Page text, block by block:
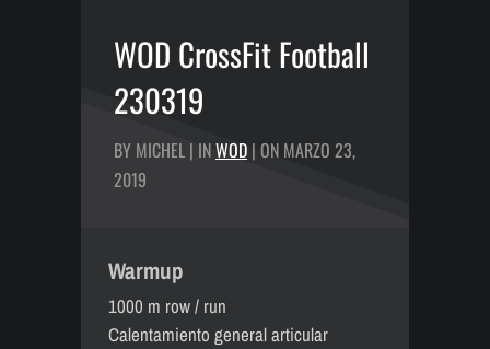
WOD CrossFit Football
230319
BY MICHEL | INWOD | ON MARZO 23,
2019
Warmup
1000 m row / run
Calentamiento general articular